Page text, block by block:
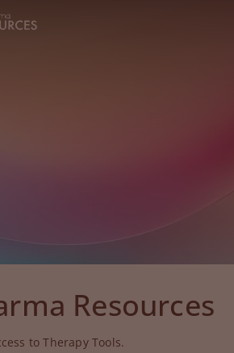
Resources
to Therapy Tools.